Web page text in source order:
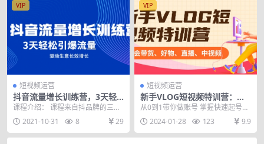
VIP
短视频运营
抖音流量增长训练营，3天轻
松引爆流量，驱动生意长效增
课程介绍： 课程来自抖品牌的三天
引爆流量训练营。帮助你实现生意
总量滚动增长，掌握...
2021-10-31 8 29
VIP
短视频运营
新手VLOG短视频特训营：学
会带货、好物、直播、中视
从0到1带你做账号 掌握快速起号方
法 打造差异化人设内容 学会视频赚
Q方法2024-01-28 123 9.9